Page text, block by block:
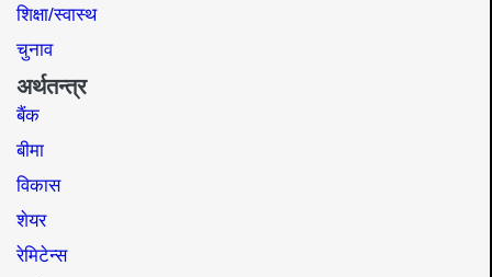
शिक्षा/स्वास्थ
चुनाव
अर्थतन्त्र
बैंक
बीमा
विकास
शेयर
रेमिटेन्स